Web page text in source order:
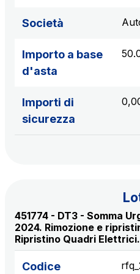
di servizio
YouVerse
servizi amministrativi,
Giovia
attività di pulizia su
e servizi igienici
Km rete: 6
Scadenza concessione:
Raccordo Autostradale
Società
Importo a base
d'asta
Importi di
sicurezza
451774 - DT3 - Somma
2024. Rimozione e
Ripristino Quadri Elettrici.
Codice